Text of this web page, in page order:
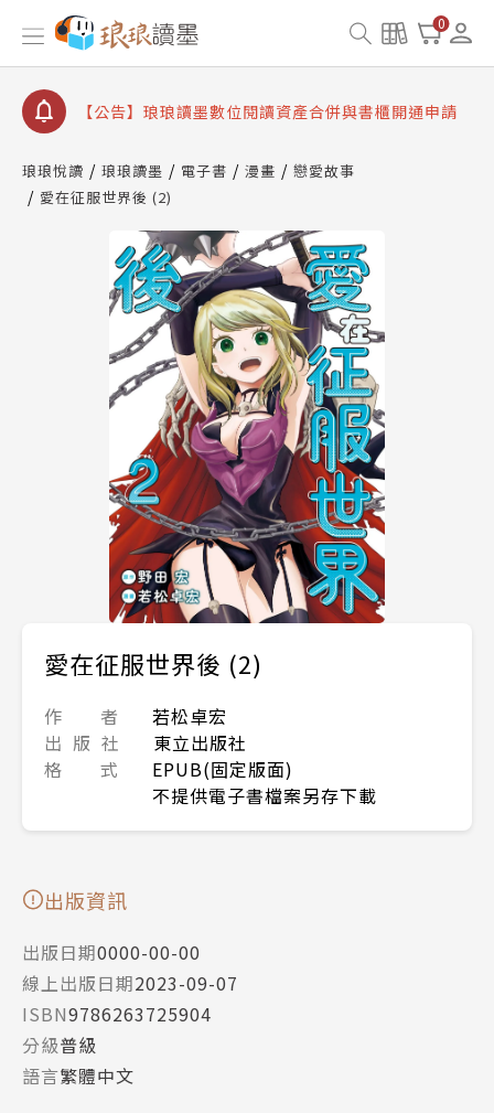
0
查詢
【公告】因 Readmoo 讀墨系統維護中，本站同步暫
停部分閱讀服務
【公告】琅琅讀墨 3 分鐘完成書櫃開通與資產合併申
請圖文教學
【公告】琅琅書店服務升級重要說明及資產合併結果
【公告】因 Readmoo 讀墨系統維護中，本站同步暫
停部分閱讀服務
琅琅悅讀 琅琅讀墨 電子書 漫畫
戀愛故事
愛在征服世界後 (2)
愛在征服世界後 (2)
作 者
若松卓宏
出 版 社
東立出版社
格 式
EPUB(固定版面)
不提供電子書檔案另存下載
出版資訊
出版日期0000-00-00
線上出版日期2023-09-07
ISBN9786263725904
分級普級
語言繁體中文